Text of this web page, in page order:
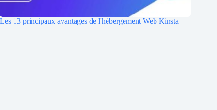
Les 13 principaux avantages de l'hébergement Web Kinsta